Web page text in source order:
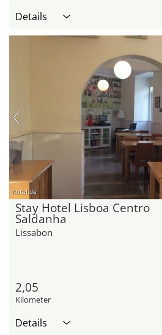
Details
hotel.de
Stay Hotel Lisboa Centro
Saldanha
Lissabon
2,05
Kilometer
Details